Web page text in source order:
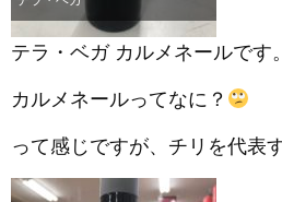
テラ・ベガ カルメネールです。
カルメネールってなに？
って感じですが、チリを代表